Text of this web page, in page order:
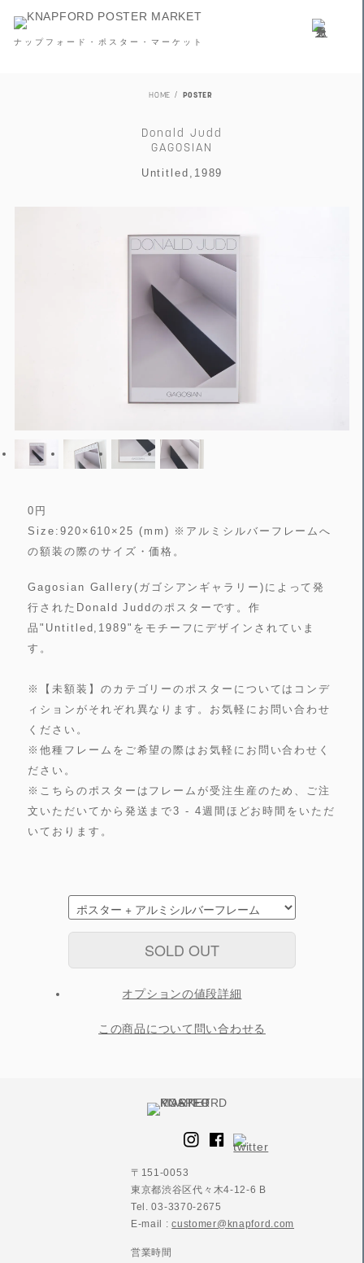
ナップフォード・ポスター・マーケット
HOME POSTER
Donald Judd
GAGOSIAN
Untitled,1989
0 円
Size:920×610×25 (mm) ※アルミシルバーフレームへ
の額装の際のサイズ・価格。
Gagosian Gallery(ガゴシアンギャラリー)によって発
行されたDonald Juddのポスターです。作
品"Untitled,1989"をモチーフにデザインされていま
す。
※【未額装】のカテゴリーのポスターについてはコンデ
ィションがそれぞれ異なります。お気軽にお問い合わせ
ください。
※他種フレームをご希望の際はお気軽にお問い合わせく
ださい。
※こちらのポスターはフレームが受注生産のため、ご注
文いただいてから発送まで3 - 4週間ほどお時間をいただ
いております。
SOLD OUT
オプションの値段詳細
この商品について問い合わせる
〒151-0053
東京都渋谷区代々木4-12-6 B
Tel. 03-3370-2675
E-mail :customer@knapford.com
営業時間